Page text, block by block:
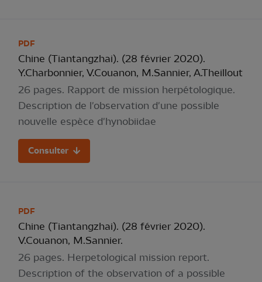
PDF
Chine (Tiantangzhai). (28 février 2020).
Y.Charbonnier, V.Couanon, M.Sannier, A.Theillout
26 pages. Rapport de mission herpétologique.
Description de l'observation d'une possible
nouvelle espèce d'hynobiidae
Consulter
PDF
Chine (Tiantangzhai). (28 février 2020).
V.Couanon, M.Sannier.
26 pages. Herpetological mission report.
Description of the observation of a possible